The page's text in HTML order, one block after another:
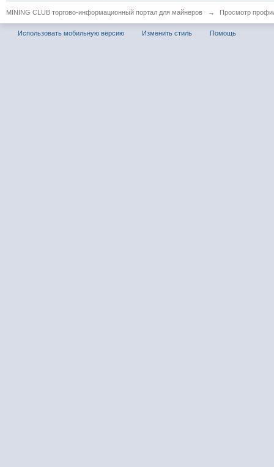
MINING CLUB торгово-информационный портал для майнеров → Просмотр
Использовать мобильную версию Изменить стиль Помощь